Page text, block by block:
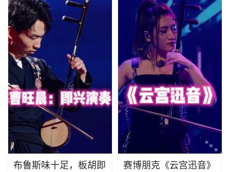
布鲁斯味十足，板胡即
赛博朋克《云宫迅音》